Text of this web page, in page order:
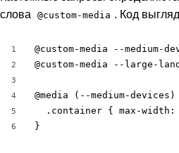
слова
@custom-media . Код
1
2
3
4
5
6
@custom-media --
@custom-media --large-
@media (--medium-
.container { max-width:
}